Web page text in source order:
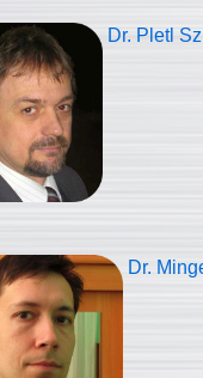
Dr. Pletl
Dr.